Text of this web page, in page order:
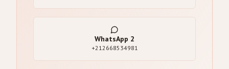
WhatsApp 2
+212668534981